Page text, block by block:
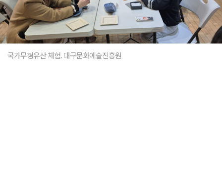
국가무형유산 체험. 대구문화예술진흥원